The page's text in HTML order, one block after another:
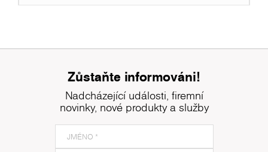
Zůstaňte informováni!
Nadcházející události, firemní
novinky, nové produkty a služby